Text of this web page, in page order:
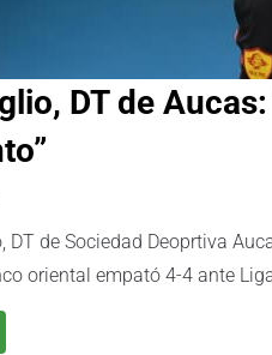
DT de
DT de Sociedad Deoprtiva
oriental empató 4-4 ante